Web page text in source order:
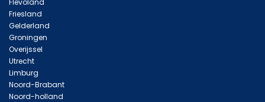
Flevoland
Friesland
Gelderland
Groningen
Overijssel
Utrecht
Limburg
Noord-Brabant
Noord-holland